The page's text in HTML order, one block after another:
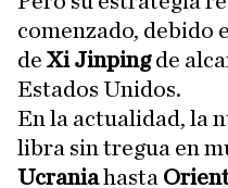
comenzado, debido
de Xi Jinpingde
Estados Unidos.
En la actualidad, la
libra sin tregua en
Ucraniahasta